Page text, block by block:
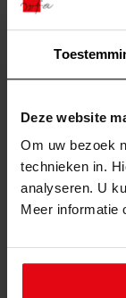
Deze website
Om uw bezoek
technieken in.
analyseren. U
Meer informatie
1977-1979
Oprichten van
Datum
20-02-1978
Adres:
Midwoud,
Perceel: